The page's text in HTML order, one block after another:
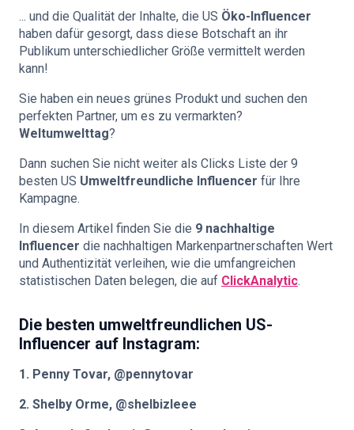
... und die Qualität der Inhalte, die US Öko-Influencer
haben dafür gesorgt, dass diese Botschaft an ihr
Publikum unterschiedlicher Größe vermittelt werden
kann!
Sie haben ein neues grünes Produkt und suchen den
perfekten Partner, um es zu vermarkten?
Weltumwelttag?
Dann suchen Sie nicht weiter als Clicks Liste der 9
besten US Umweltfreundliche Influencer für Ihre
Kampagne.
In diesem Artikel finden Sie die 9 nachhaltige
Influencer die nachhaltigen Markenpartnerschaften Wert
und Authentizität verleihen, wie die umfangreichen
statistischen Daten belegen, die auf ClickAnalytic.
Die besten umweltfreundlichen US-
Influencer auf Instagram:
1. Penny Tovar, @pennytovar
2. Shelby Orme, @shelbizleee